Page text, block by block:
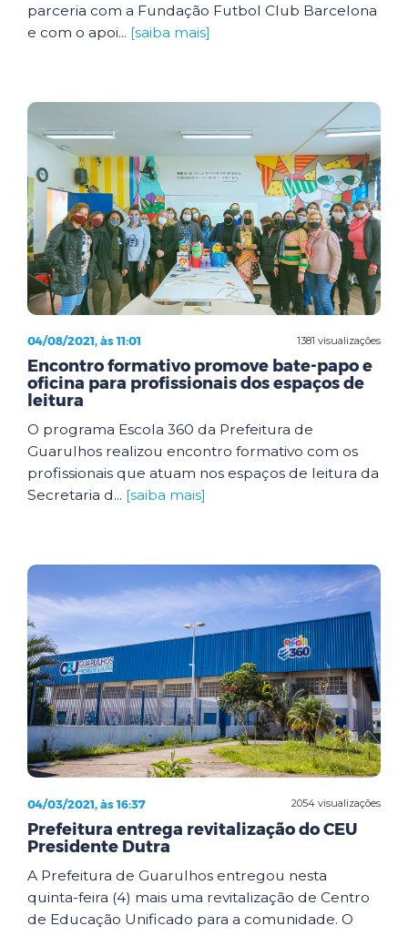
parceria com a Fundação Futbol Club Barcelona
e com o apoi... [saiba mais]
1381 visualizações
04/08/2021, às 11:01
Encontro formativo promove bate-papo e
oficina para profissionais dos espaços de
leitura
O programa Escola 360 da Prefeitura de
Guarulhos realizou encontro formativo com os
profissionais que atuam nos espaços de leitura da
Secretaria d... [saiba mais]
2054 visualizações
04/03/2021, às 16:37
Prefeitura entrega revitalização do CEU
Presidente Dutra
A Prefeitura de Guarulhos entregou nesta
quinta-feira (4) mais uma revitalização de Centro
de Educação Unificado para a comunidade. O